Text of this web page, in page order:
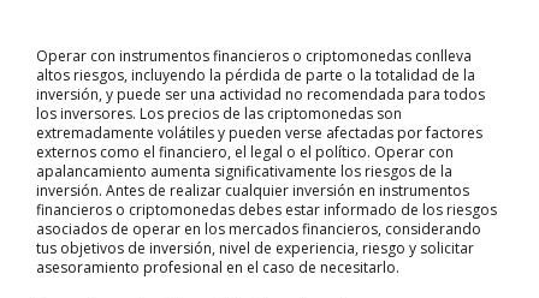
Operar con instrumentos financieros o criptomonedas conlleva
altos riesgos, incluyendo la pérdida de parte o la totalidad de la
inversión, y puede ser una actividad no recomendada para todos
los inversores. Los precios de las criptomonedas son
extremadamente volátiles y pueden verse afectadas por factores
externos como el financiero, el legal o el político. Operar con
apalancamiento aumenta significativamente los riesgos de la
inversión. Antes de realizar cualquier inversión en instrumentos
financieros o criptomonedas debes estar informado de los riesgos
asociados de operar en los mercados financieros, considerando
tus objetivos de inversión, nivel de experiencia, riesgo y solicitar
asesoramiento profesional en el caso de necesitarlo.